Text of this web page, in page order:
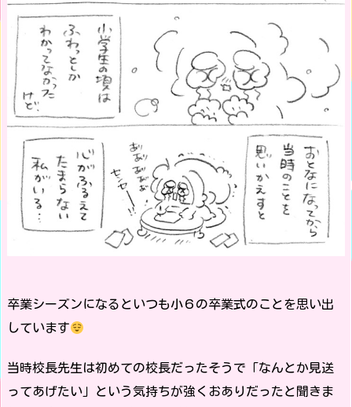
卒業シーズンになるといつも小６の卒業式のことを思い出
しています
当時校長先生は初めての校長だったそうで「なんとか見送
ってあげたい」という気持ちが強くおありだったと聞きま